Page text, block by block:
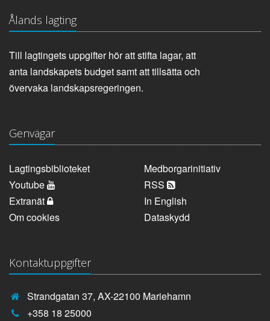
Ålands lagting
Till lagtingets uppgifter hör att stifta lagar, att
anta landskapets budget samt att tillsätta och
övervaka landskapsregeringen.
Genvägar
Lagtingsbiblioteket
Medborgarinitiativ
Youtube
RSS
Extranät
In English
Om cookies
Dataskydd
Kontaktuppgifter
Strandgatan 37, AX-22100 Mariehamn
Telefonnummer:
+358 18 25000